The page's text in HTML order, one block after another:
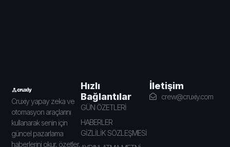
Cruxiy yapay zeka ve
otomasyon araçlarını
kullanarak senin için
güncel pazarlama
haberlerini okur, özetler,
Hızlı
Bağlantılar
GÜN ÖZETLERİ
HABERLER
GİZLİLİK SÖZLEŞMESİ
İletişim
crew@cruxiy.com